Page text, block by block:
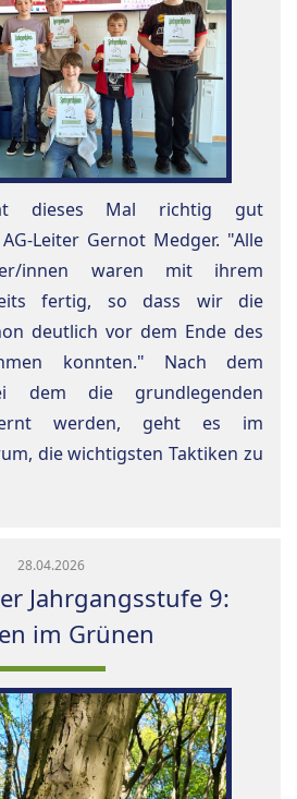
dieses Mal richtig gut
Leiter Gernot Medger. "Alle
innen waren mit ihrem
fertig, so dass wir die
deutlich vor dem Ende des
konnten." Nach dem
dem die grundlegenden
werden, geht es im
die wichtigsten Taktiken zu
28.04.2026
Jahrgangsstufe 9:
im Grünen